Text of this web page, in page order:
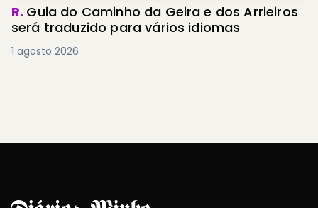
R. Guia do Caminho da Geira e dos Arrieiros
será traduzido para vários idiomas
1 agosto 2026